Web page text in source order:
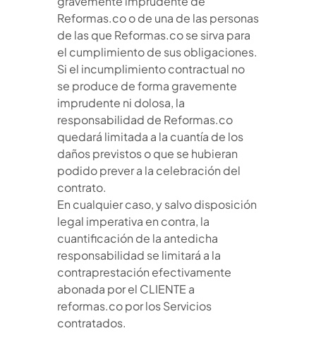
Reformas.co o de una de las personas
de las que Reformas.co se sirva para
el cumplimiento de sus obligaciones.
Si el incumplimiento contractual no
se produce de forma gravemente
imprudente ni dolosa, la
responsabilidad de Reformas.co
quedará limitada a la cuantía de los
daños previstos o que se hubieran
podido prever a la celebración del
contrato.
En cualquier caso, y salvo disposición
legal imperativa en contra, la
cuantificación de la antedicha
responsabilidad se limitará a la
contraprestación efectivamente
abonada por el CLIENTE a
reformas.co por los Servicios
contratados.